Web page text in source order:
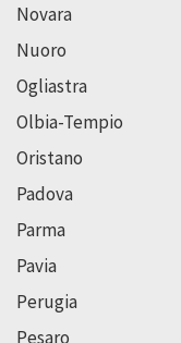
Novara
Nuoro
Ogliastra
Olbia-Tempio
Oristano
Padova
Parma
Pavia
Perugia
Pesaro